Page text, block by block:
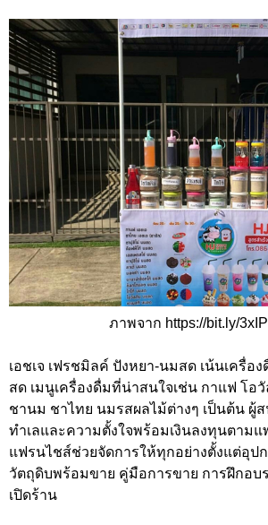
ภาพจาก https://bit.ly/
เอชเจ เฟรชมิลค์ ปังหยา-นมสด เน้นเครื่อ
สด เมนูเครื่องดื่มที่น่าสนใจเช่น กาแฟ โอ
ชานม ชาไทย นมรสผลไม้ต่างๆ เป็นต้น ผู้ส
ทำเลและความตั้งใจพร้อมเงินลงทุนตามแ
แฟรนไชส์ช่วยจัดการให้ทุกอย่างตั้งแต่อุป
วัตถุดิบพร้อมขาย คู่มือการขาย การฝึกอ
เปิดร้าน